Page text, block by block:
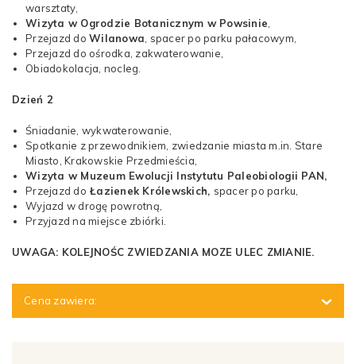
warsztaty,
Wizyta w Ogrodzie Botanicznym w Powsinie
Przejazd do Wilanowa , spacer po parku pałacowym,
Przejazd do ośrodka, zakwaterowanie,
Obiadokolacja, nocleg.
Dzień 2
Śniadanie, wykwaterowanie,
Spotkanie z przewodnikiem, zwiedzanie miasta m.in. Stare
Miasto, Krakowskie Przedmieścia,
Wizyta w Muzeum Ewolucji Instytutu Paleobiologii PAN,
Przejazd do Łazienek Królewskich, spacer po parku,
Wyjazd w drogę powrotną,
Przyjazd na miejsce zbiórki.
UWAGA: KOLEJNOŚC ZWIEDZANIA MOZE ULEC ZMIANIE.
Cena zawiera: